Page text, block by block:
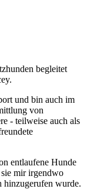
begleitet
und bin auch im
von
- teilweise auch als
entlaufene Hunde
mir irgendwo
hinzugerufen wurde.